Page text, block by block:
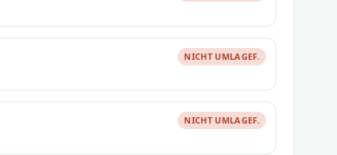
NICHT UMLAGEF.
NICHT UMLAGEF.